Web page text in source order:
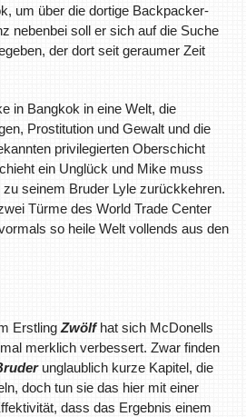
um über die dortige Backpacker-
nebenbei soll er sich auf die Suche
der dort seit geraumer Zeit
in Bangkok in eine Welt, die
Prostitution und Gewalt und die
privilegierten Oberschicht
ein Unglück und Mike muss
seinem Bruder Lyle zurückkehren.
Türme des World Trade Center
so heile Welt vollends aus den
Erstling Zwölfhat sich McDonells
merklich verbessert. Zwar finden
unglaublich kurze Kapitel, die
doch tun sie das hier mit einer
dass das Ergebnis einem